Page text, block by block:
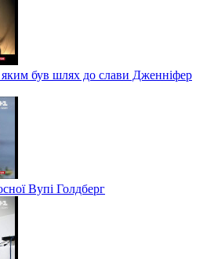
яким був шлях до слави Дженніфер
Вупі Голдберг